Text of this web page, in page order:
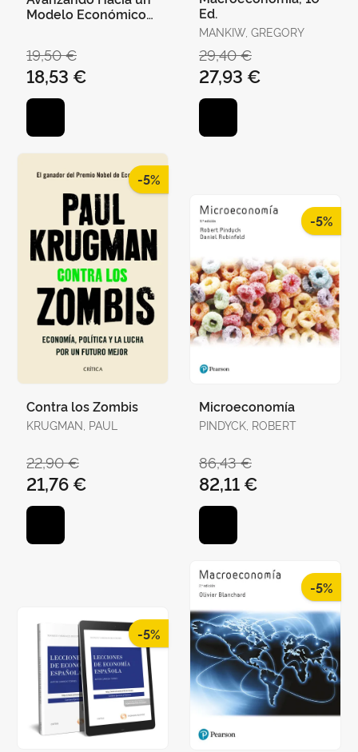
Modelo Económico
19,50 €
18,53 €
Ed.
MANKIW, GREGORY
29,40 €
27,93 €
-5%
Contra los Zombis
KRUGMAN, PAUL
22,90 €
21,76 €
-5%
Microeconomía
PINDYCK, ROBERT
86,43 €
82,11 €
-5%
-5%